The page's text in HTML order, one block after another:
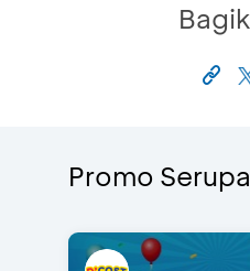
Promo Serupa